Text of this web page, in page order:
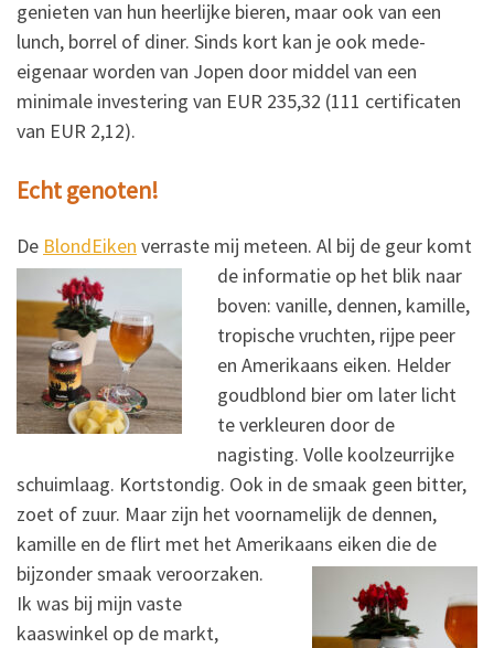
genieten van hun heerlijke bieren, maar ook van een
lunch, borrel of diner. Sinds kort kan je ook mede-
eigenaar worden van Jopen door middel van een
minimale investering van EUR 235,32 (111 certificaten
van EUR 2,12).
Echt genoten!
De BlondEiken verraste mij meteen. Al bij de geur komt
de informatie op het blik naar
boven: vanille, dennen, kamille,
tropische vruchten, rijpe peer
en Amerikaans eiken. Helder
goudblond bier om later licht
te verkleuren door de
nagisting. Volle koolzeurrijke
schuimlaag. Kortstondig. Ook in de smaak geen bitter,
zoet of zuur. Maar zijn het voornamelijk de dennen,
kamille en de flirt met het Amerikaans eiken die de
bijzonder smaak veroorzaken.
Ik was bij mijn vaste
kaaswinkel op de markt,